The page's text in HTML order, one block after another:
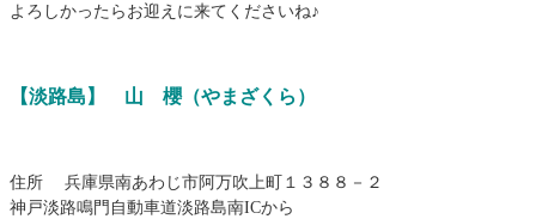
よろしかったらお迎えに来てくださいね♪
【淡路島】 山 櫻（やまざくら）
住所 兵庫県南あわじ市阿万吹上町１３８８－２
神戸淡路鳴門自動車道淡路島南ICから